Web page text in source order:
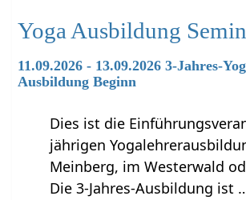
Yoga Ausbildung
11.09.2026 - 13.09.2026 3-Jahres-
Ausbildung Beginn
Dies ist die
jährigen
Meinberg, im Westerwald
Die 3-Jahres-Ausbildung ist